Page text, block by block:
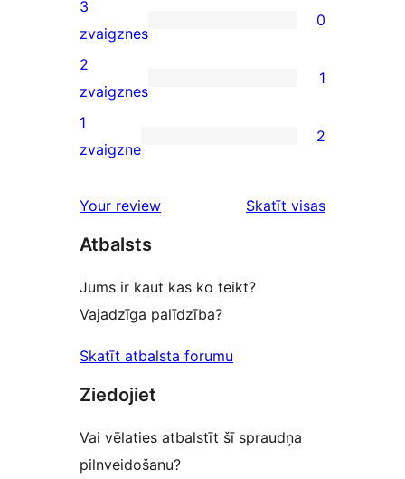
star
review
0
3-
star
reviews
3
zvaigznes
0
1
2-
star
2
zvaigznes
1
2
star
1
zvaigzne
2
Your review
Skatīt visas
Atbalsts
Jums ir kaut kas ko teikt?
Vajadzīga palīdzība?
Skatīt atbalsta forumu
Ziedojiet
Vai vēlaties atbalstīt šī spraudņa
pilnveidošanu?